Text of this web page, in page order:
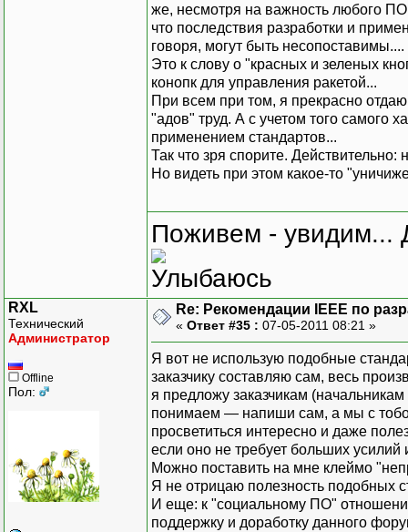
же, несмотря на важность любого ПО
что последствия разработки и
говоря, могут быть несопоставимы....
Это к слову о "красных и зеленых
конопк для управления ракетой...
При всем при том, я прекрасно
"адов" труд. А с учетом того самого
применением стандартов...
Так что зря спорите. Действительно:
Но видеть при этом какое-то
Поживем - увидим...
RXL
Технический
Администратор
Offline
Пол:
Re: Рекомендации IEEE по
« Ответ #35 : 07-05-2011 08:21 »
Я вот не использую подобные
заказчику составляю сам, весь
я предложу заказчикам
понимаем — напиши сам, а мы с
просветиться интересно и даже
если оно не требует больших
Можно поставить на мне клеймо
Я не отрицаю полезность подобных
И еще: к "социальному ПО"
поддержку и доработку данного